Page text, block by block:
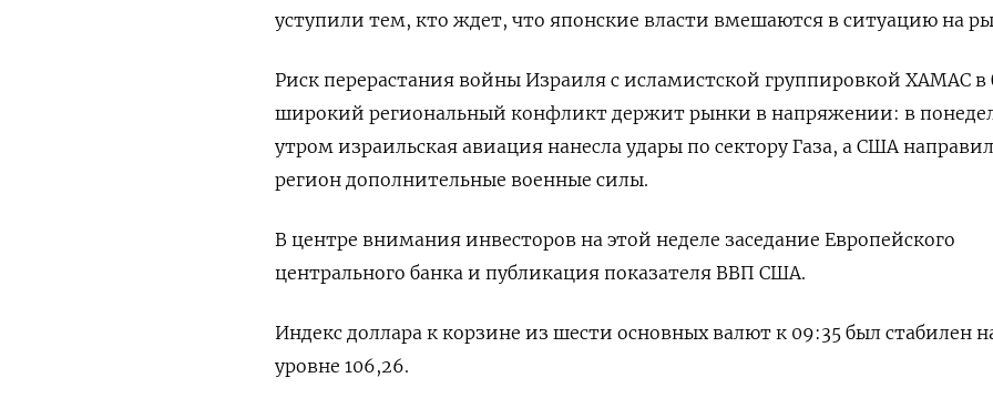
уступили тем, кто ждет, что японские власти вмешаются в ситуацию на
Риск перерастания войны Израиля с исламистской группировкой ХАМАС в
широкий региональный конфликт держит рынки в напряжении: в
утром израильская авиация нанесла удары по сектору Газа, а США
регион дополнительные военные силы.
В центре внимания инвесторов на этой неделе заседание Европейского
центрального банка и публикация показателя ВВП США.
Индекс доллара к корзине из шести основных валют к 09:35 был стабилен
уровне 106,26​.